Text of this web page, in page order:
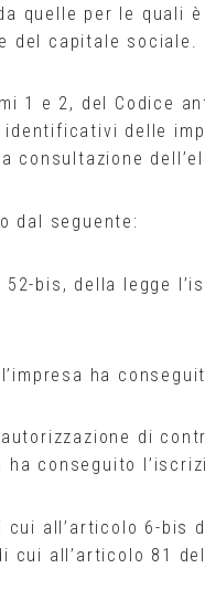
quelle per le quali
del capitale sociale.
1 e 2, del Codice
delle
consultazione
dal seguente:
bis, della legge
ha
di
conseguito
cui all’articolo 6-
cui all’articolo 81